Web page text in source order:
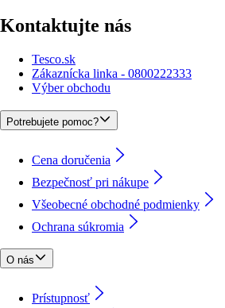
Kontaktujte nás
Tesco.sk
Zákaznícka linka - 0800222333
Výber obchodu
Potrebujete pomoc?
Cena doručenia
Bezpečnosť pri nákupe
Všeobecné obchodné podmienky
Ochrana súkromia
O nás
Prístupnosť